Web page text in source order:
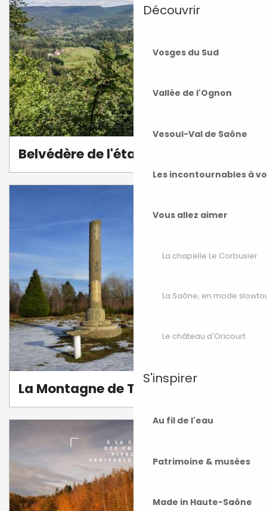
Découvrir
Vosges du Sud
Vallée de l'Ognon
Vesoul-Val de Saône
Les incontournables à
Vous allez aimer
La chapelle Le Corbusier
La Saône, en mode
Le château d'Oricourt
S'inspirer
Au fil de l'eau
Patrimoine & musées
Made in Haute-Saône
Belvédère de l'étang noir
La Montagne de Ternuay